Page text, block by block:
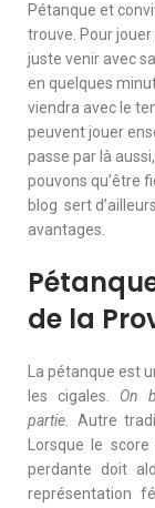
Pétanque et
trouve. Pour
juste venir avec
en quelques
viendra avec le
peuvent jouer
passe par là
pouvons qu’être
blog sert
avantages.
de la
La pétanque est
les cigales. On
partie. Autre
Lorsque le
perdante doit
représentation